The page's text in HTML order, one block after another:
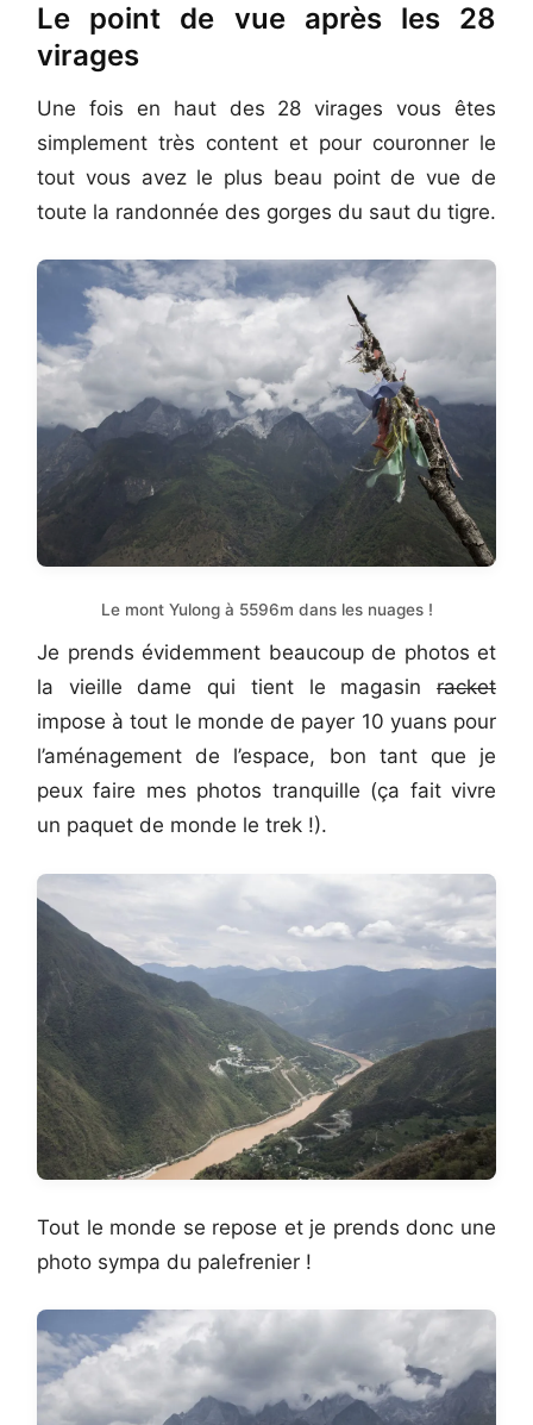
Le point de vue après les 28
virages
Une fois en haut des 28 virages vous êtes
simplement très content et pour couronner le
tout vous avez le plus beau point de vue de
toute la randonnée des gorges du saut du tigre.
Le mont Yulong à 5596m dans les nuages !
Je prends évidemment beaucoup de photos et
la vieille dame qui tient le magasin racket
impose à tout le monde de payer 10 yuans pour
l’aménagement de l’espace, bon tant que je
peux faire mes photos tranquille (ça fait vivre
un paquet de monde le trek !).
Tout le monde se repose et je prends donc une
photo sympa du palefrenier !